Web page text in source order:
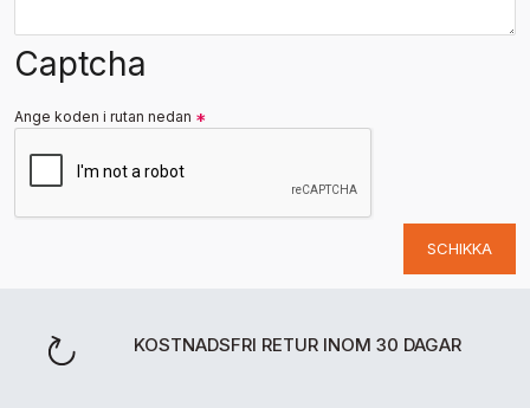
Captcha
Ange koden i rutan nedan
SCHIKKA
KOSTNADSFRI RETUR INOM 30 DAGAR